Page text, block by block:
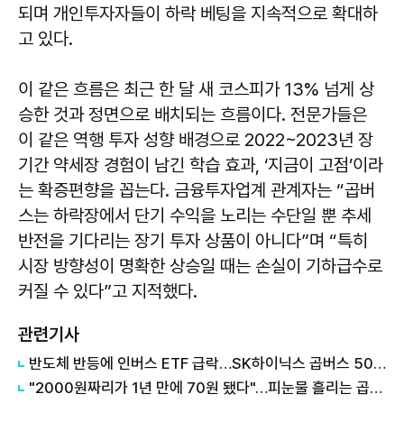
되며 개인투자자들이 하락 베팅을 지속적으로 확대하
고 있다.
이 같은 흐름은 최근 한 달 새 코스피가 13% 넘게 상
승한 것과 정면으로 배치되는 흐름이다. 전문가들은
이 같은 역행 투자 성향 배경으로 2022~2023년 장
기간 약세장 경험이 남긴 학습 효과, ‘지금이 고점’이라
는 확증편향을 꼽는다. 금융투자업계 관계자는 “곱버
스는 하락장에서 단기 수익을 노리는 수단일 뿐 추세
반전을 기다리는 장기 투자 상품이 아니다”며 “특히
시장 방향성이 명확한 상승일 때는 손실이 기하급수로
커질 수 있다”고 지적했다.
관련기사
반도체 반등에 인버스 ETF 급락…SK하이닉스 곱버스 50%↓
"2000원짜리가 1년 만에 70원 됐다"…피눈물 흘리는 곱버스 투자자들 外